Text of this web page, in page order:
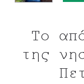
Το
της